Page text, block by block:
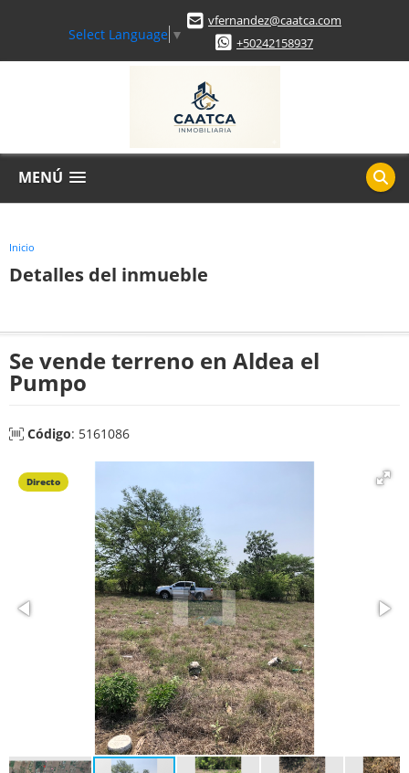
Select Language ▼
vfernandez@caatca.com
+50242158937
MENÚ
Inicio
Detalles del inmueble
Se vende terreno en Aldea el
Pumpo
Código: 5161086
Directo